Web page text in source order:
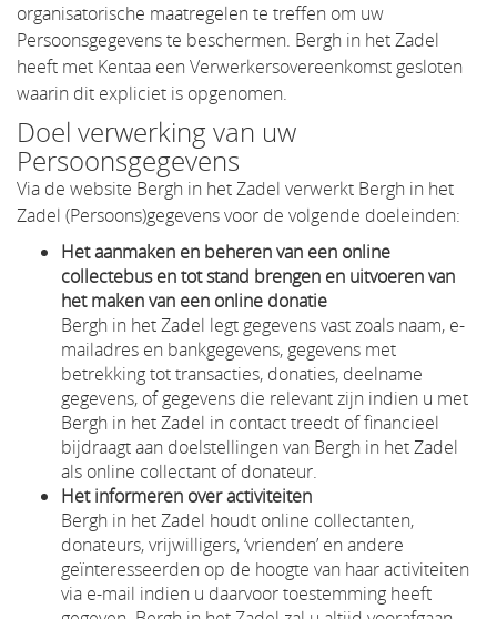
organisatorische maatregelen te treffen om uw
Persoonsgegevens te beschermen. Bergh in het Zadel
heeft met Kentaa een Verwerkersovereenkomst gesloten
waarin dit expliciet is opgenomen.
Doel verwerking van uw
Persoonsgegevens
Via de website Bergh in het Zadel verwerkt Bergh in het
Zadel (Persoons)gegevens voor de volgende doeleinden:
Het aanmaken en beheren van een online
collectebus en tot stand brengen en uitvoeren van
het maken van een online donatie
Bergh in het Zadel legt gegevens vast zoals naam, e-
mailadres en bankgegevens, gegevens met
betrekking tot transacties, donaties, deelname
gegevens, of gegevens die relevant zijn indien u met
Bergh in het Zadel in contact treedt of financieel
bijdraagt aan doelstellingen van Bergh in het Zadel
als online collectant of donateur.
Het informeren over activiteiten
Bergh in het Zadel houdt online collectanten,
donateurs, vrijwilligers, ‘vrienden’ en andere
geïnteresseerden op de hoogte van haar activiteiten
via e-mail indien u daarvoor toestemming heeft